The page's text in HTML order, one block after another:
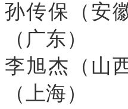
孙传保（安
（广东）
李旭杰（山
（上海）